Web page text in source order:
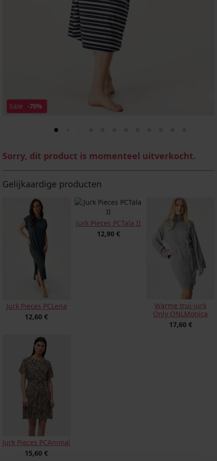
Sale -70%
Sorry, dit product is momenteel uitverkocht.
Gelijkaardige producten
Jurk Pieces PCLena
12,60 €
Jurk Pieces PCTala II
12,90 €
Warme trui-jurk
Only ONLMonica
17,60 €
Jurk Pieces PCAnimal
15,60 €